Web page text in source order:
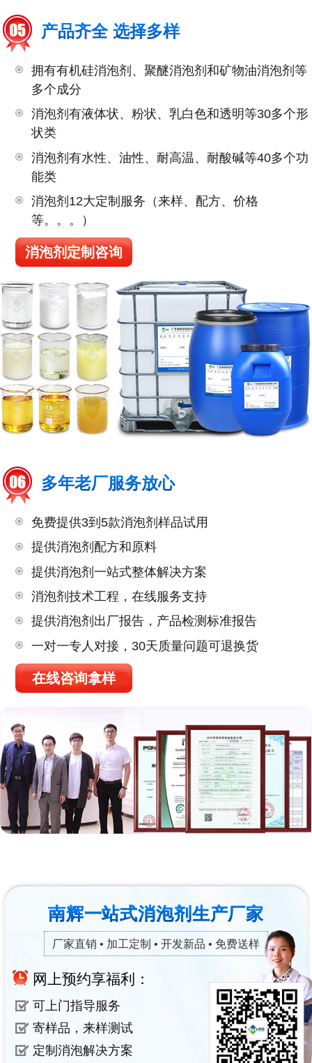
产品齐全 选择多样
拥有有机硅消泡剂、聚醚消泡剂和矿物油消泡剂等
多个成分
消泡剂有液体状、粉状、乳白色和透明等30多个形
状类
消泡剂有水性、油性、耐高温、耐酸碱等40多个功
能类
消泡剂12大定制服务（来样、配方、价格
等。。。）
消泡剂定制咨询
多年老厂服务放心
免费提供3到5款消泡剂样品试用
提供消泡剂配方和原料
提供消泡剂一站式整体解决方案
消泡剂技术工程，在线服务支持
提供消泡剂出厂报告，产品检测标准报告
一对一专人对接，30天质量问题可退换货
在线咨询拿样
南辉一站式消泡剂生产厂家
厂家直销 • 加工定制 • 开发新品 • 免费送样
网上预约享福利：
可上门指导服务
寄样品，来样测试
定制消泡解决方案